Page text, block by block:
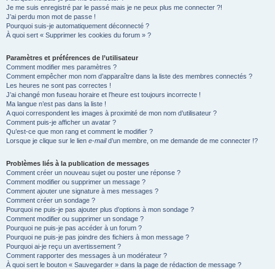
Je me suis enregistré par le passé mais je ne peux plus me connecter ?!
J’ai perdu mon mot de passe !
Pourquoi suis-je automatiquement déconnecté ?
À quoi sert « Supprimer les cookies du forum » ?
Paramètres et préférences de l’utilisateur
Comment modifier mes paramètres ?
Comment empêcher mon nom d’apparaître dans la liste des membres connectés ?
Les heures ne sont pas correctes !
J’ai changé mon fuseau horaire et l’heure est toujours incorrecte !
Ma langue n’est pas dans la liste !
A quoi correspondent les images à proximité de mon nom d’utilisateur ?
Comment puis-je afficher un avatar ?
Qu’est-ce que mon rang et comment le modifier ?
Lorsque je clique sur le lien e-maild’un membre, on me demande de me connecter !?
Problèmes liés à la publication de messages
Comment créer un nouveau sujet ou poster une réponse ?
Comment modifier ou supprimer un message ?
Comment ajouter une signature à mes messages ?
Comment créer un sondage ?
Pourquoi ne puis-je pas ajouter plus d’options à mon sondage ?
Comment modifier ou supprimer un sondage ?
Pourquoi ne puis-je pas accéder à un forum ?
Pourquoi ne puis-je pas joindre des fichiers à mon message ?
Pourquoi ai-je reçu un avertissement ?
Comment rapporter des messages à un modérateur ?
À quoi sert le bouton « Sauvegarder » dans la page de rédaction de message ?